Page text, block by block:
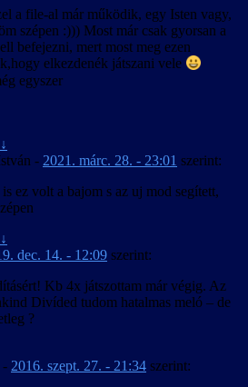
a file-al már működik, egy Isten vagy,
szépen :))) Most már csak gyorsan a
befejezni, mert most meg ezen
elkezdenék játszani vele
egyszer
↓
- 2021. márc. 28. - 23:01 szerint:
ez volt a bajom s az uj mod segített,
↓
dec. 14. - 12:09 szerint:
Kb 4x játszottam már végig. Az
Divíded tudom hatalmas meló – de
?
- 2016. szept. 27. - 21:34 szerint: